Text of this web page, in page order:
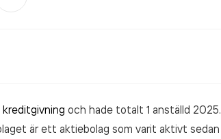
kreditgivning och hade totalt 1 anställd 2025.
är ett aktiebolag som varit aktivt sedan